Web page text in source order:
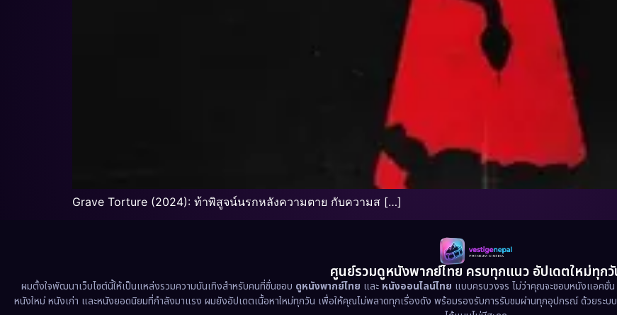
Grave Torture (2024): ท้าพิสูจน์นรกหลังความตาย กับความส […]
ศูนย์รวมดูหนังพากย์ไทย ครบทุกแนว อัปเดตใหม่ทุก
ผมตั้งใจพัฒนาเว็บไซต์นี้ให้เป็นแหล่งรวมความบันเทิงสำหรับคนที่ชื่นชอบ ดูหนังพากย์ไทย และ หนังออนไลน์ไทย แบบครบวงจร ไม่ว่าคุณจะชอบหนังแอคชั่
หนังใหม่ หนังเก่า และหนังยอดนิยมที่กำลังมาแรง ผมยังอัปเดตเนื้อหาใหม่ทุกวัน เพื่อให้คุณไม่พลาดทุกเรื่องดัง พร้อมรองรับการรับชมผ่านทุกอุปกรณ์ ด้วยร